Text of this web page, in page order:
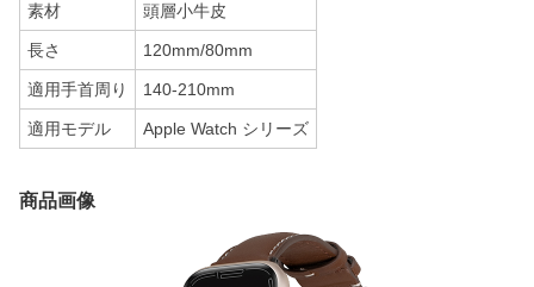
素材 頭層小牛皮
長さ 120mm/80mm
適用手首周り 140-210mm
適用モデル Apple Watch シリーズ
商品画像